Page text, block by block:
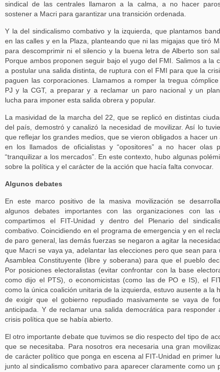
sindical de las centrales llamaron a la calma, a no hacer
sostener a Macri para garantizar una transición ordenada.
Y la del sindicalismo combativo y la izquierda, que plantamos
en las calles y en la Plaza, planteando que ni las migajas que tiró
para descomprimir ni el silencio y la buena letra de Alberto son
Porque ambos proponen seguir bajo el yugo del FMI. Salimos a la
a postular una salida distinta, de ruptura con el FMI para que la
paguen las corporaciones. Llamamos a romper la tregua
PJ y la CGT, a preparar y a reclamar un paro nacional y un
lucha para imponer esta salida obrera y popular.
La masividad de la marcha del 22, que se replicó en distintas
del país, demostró y canalizó la necesidad de movilizar. Así lo
que reflejar los grandes medios, que se vieron obligados a hacer un
en los llamados de oficialistas y “opositores” a no hacer olas
“tranquilizar a los mercados”. En este contexto, hubo algunas
sobre la política y el carácter de la acción que hacía falta convocar.
Algunos debates
En este marco positivo de la masiva movilización se
algunos debates importantes con las organizaciones con las
compartimos el FIT-Unidad y dentro del Plenario del
combativo. Coincidiendo en el programa de emergencia y en el
de paro general, las demás fuerzas se negaron a agitar la
que Macri se vaya ya, adelantar las elecciones pero que sean para
Asamblea Constituyente (libre y soberana) para que el pueblo
Por posiciones electoralistas (evitar confrontar con la base
como dijo el PTS), o economicistas (como las de PO e IS), el
como la única coalición unitaria de la izquierda, estuvo ausente a la
de exigir que el gobierno repudiado masivamente se vaya de
anticipada. Y de reclamar una salida democrática para responder
crisis política que se había abierto.
El otro importante debate que tuvimos se dio respecto del tipo de
que se necesitaba. Para nosotros era necesaria una gran
de carácter político que ponga en escena al FIT-Unidad en primer
junto al sindicalismo combativo para aparecer claramente como un